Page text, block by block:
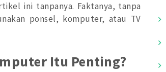
ini tanpanya. Faktanya, tanpa
ponsel, komputer, atau TV
Itu Penting?